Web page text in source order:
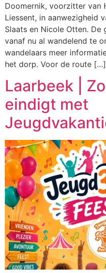
Doomernik, voorzitter van
Liessent, in aanwezigheid
Slaats en Nicole Otten. De
vanaf nu al wandelend te
wandelaars meer
het dorp. Voor de route […]
Laarbeek |
eindigt met